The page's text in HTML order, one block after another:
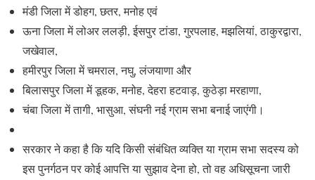
मंडी जिला में डोहग, छतर, मनोह एवं
ऊना जिला में लोअर ललड़ी, ईसपुर टांडा, गुरपलाह, मझलियां, ठाकुरद्वारा,
जखेवाल,
हमीरपुर जिला में चमराल, नघु, लंजयाणा और
बिलासपुर जिला में डूहक, मनोह, देहरा हटवाड़, कुठेड़ा मरहाणा,
चंबा जिला में तागी, भासुआ, संघनी नई ग्राम सभा बनाई जाएंगी।
सरकार ने कहा है कि यदि किसी संबंधित व्यक्ति या ग्राम सभा सदस्य को
इस पुनर्गठन पर कोई आपत्ति या सुझाव देना हो, तो वह अधिसूचना जारी